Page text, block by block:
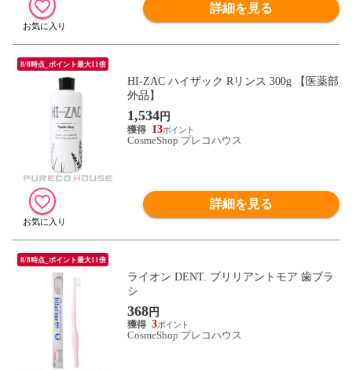
詳細を見る
8/8時点_ポイント最大11倍
HI-ZAC ハイザック Rリンス 300g 【医薬部
外品】
1,534円
13
CosmeShop プレコハウス
詳細を見る
8/8時点_ポイント最大11倍
ライオン DENT. ブリリアントモア 歯ブラ
シ
368円
3
CosmeShop プレコハウス